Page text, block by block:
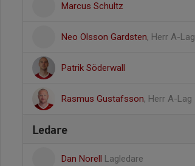
Marcus Schultz
Neo Olsson Gardsten, Herr A-Lag
Patrik Söderwall
Rasmus Gustafsson, Herr A-Lag
Ledare
Dan Norell Lagledare